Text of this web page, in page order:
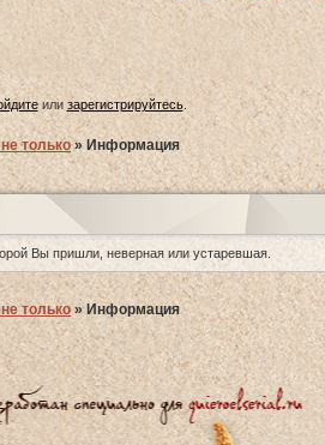
илизарегистрируйтесь.
только »Информация
Вы пришли, неверная или устаревшая.
только »Информация